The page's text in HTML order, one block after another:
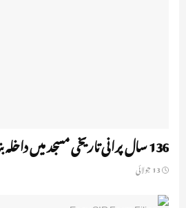
136 سال پرانی تاریخی مسجد میں داخلہ بند، نماز پر بھی پابندی!